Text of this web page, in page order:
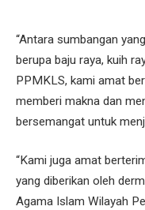
“Antara sumbangan
berupa baju raya, kuih
PPMKLS, kami amat
memberi makna dan
bersemangat untuk
“Kami juga amat
yang diberikan oleh
Agama Islam Wilayah